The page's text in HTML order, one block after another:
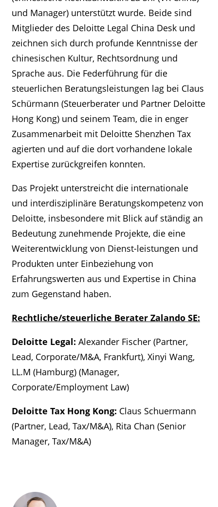
und Manager) unterstützt wurde. Beide sind
Mitglieder des Deloitte Legal China Desk und
zeichnen sich durch profunde Kenntnisse der
chinesischen Kultur, Rechtsordnung und
Sprache aus. Die Federführung für die
steuerlichen Beratungsleistungen lag bei Claus
Schürmann (Steuerberater und Partner Deloitte
Hong Kong) und seinem Team, die in enger
Zusammenarbeit mit Deloitte Shenzhen Tax
agierten und auf die dort vorhandene lokale
Expertise zurückgreifen konnten.
Das Projekt unterstreicht die internationale
und interdisziplinäre Beratungskompetenz von
Deloitte, insbesondere mit Blick auf ständig an
Bedeutung zunehmende Projekte, die eine
Weiterentwicklung von Dienst-leistungen und
Produkten unter Einbeziehung von
Erfahrungswerten aus und Expertise in China
zum Gegenstand haben.
Rechtliche/steuerliche Berater Zalando SE:
Deloitte Legal: Alexander Fischer (Partner,
Lead, Corporate/M&A, Frankfurt), Xinyi Wang,
LL.M (Hamburg) (Manager,
Corporate/Employment Law)
Deloitte Tax Hong Kong: Claus Schuermann
(Partner, Lead, Tax/M&A), Rita Chan (Senior
Manager, Tax/M&A)